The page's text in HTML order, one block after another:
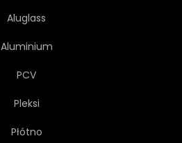
Aluglass
Aluminium
PCV
Pleksi
Płótno